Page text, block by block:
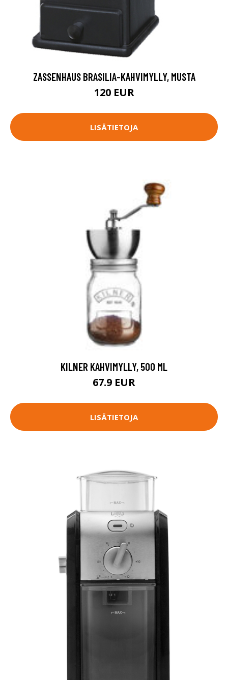
ZASSENHAUS BRASILIA-KAHVIMYLLY, MUSTA
120 EUR
LISÄTIETOJA
KILNER KAHVIMYLLY, 500 ML
67.9 EUR
LISÄTIETOJA